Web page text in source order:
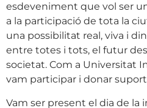
esdeveniment que vol ser
a la participació de tota la
una possibilitat real, viva i
entre totes i tots, el futur
societat. Com a Universitat
vam participar i donar
Vam ser present el dia de la